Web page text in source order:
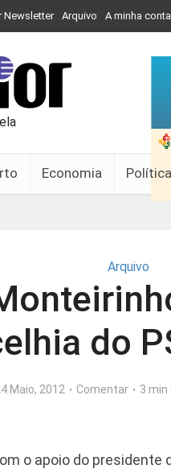
Newsletter Arquivo A minha conta
Economia Política
Arquivo
do
Maio, 2012 Comentar 3
o apoio do presidente